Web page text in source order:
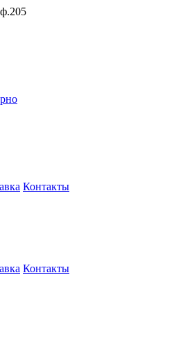
Контакты
Контакты